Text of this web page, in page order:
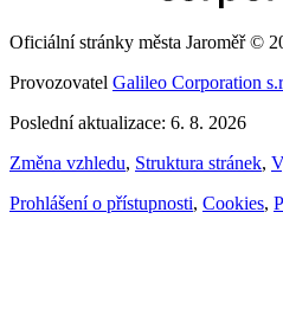
Oficiální stránky města Jaroměř ©
Provozovatel Galileo Corporation
Poslední aktualizace: 6. 8. 2026
Změna vzhledu, Struktura stránek,
Prohlášení o přístupnosti, Cookies,